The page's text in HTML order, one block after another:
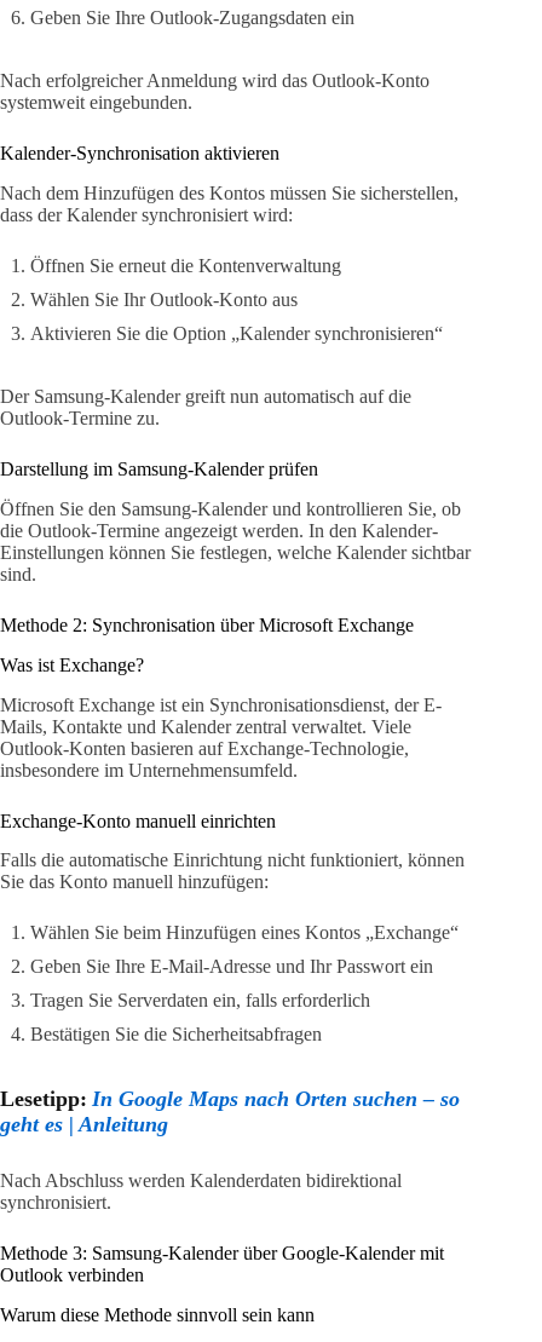
Geben Sie Ihre Outlook-Zugangsdaten ein
Nach erfolgreicher Anmeldung wird das Outlook-Konto
systemweit eingebunden.
Kalender-Synchronisation aktivieren
Nach dem Hinzufügen des Kontos müssen Sie sicherstellen,
dass der Kalender synchronisiert wird:
Öffnen Sie erneut die Kontenverwaltung
Wählen Sie Ihr Outlook-Konto aus
Aktivieren Sie die Option „Kalender synchronisieren“
Der Samsung-Kalender greift nun automatisch auf die
Outlook-Termine zu.
Darstellung im Samsung-Kalender prüfen
Öffnen Sie den Samsung-Kalender und kontrollieren Sie, ob
die Outlook-Termine angezeigt werden. In den Kalender-
Einstellungen können Sie festlegen, welche Kalender sichtbar
sind.
Methode 2: Synchronisation über Microsoft Exchange
Was ist Exchange?
Microsoft Exchange ist ein Synchronisationsdienst, der E-
Mails, Kontakte und Kalender zentral verwaltet. Viele
Outlook-Konten basieren auf Exchange-Technologie,
insbesondere im Unternehmensumfeld.
Exchange-Konto manuell einrichten
Falls die automatische Einrichtung nicht funktioniert, können
Sie das Konto manuell hinzufügen:
Wählen Sie beim Hinzufügen eines Kontos „Exchange“
Geben Sie Ihre E-Mail-Adresse und Ihr Passwort ein
Tragen Sie Serverdaten ein, falls erforderlich
Bestätigen Sie die Sicherheitsabfragen
Lesetipp: In Google Maps nach Orten suchen – so
geht es | Anleitung
Nach Abschluss werden Kalenderdaten bidirektional
synchronisiert.
Methode 3: Samsung-Kalender über Google-Kalender mit
Outlook verbinden
Warum diese Methode sinnvoll sein kann